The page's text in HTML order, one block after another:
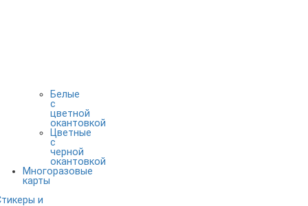
Белые
с
цветной
окантовкой
Цветные
с
черной
окантовкой
Многоразовые
карты
и